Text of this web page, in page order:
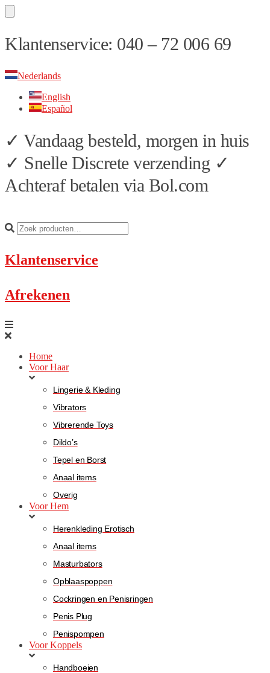
Skip
to
Skip
to
Klantenservice: 040 – 72 006 69
Nederlands
English
Español
✓ Vandaag besteld, morgen in huis
✓ Snelle Discrete verzending ✓
Achteraf betalen via Bol.com
Klantenservice
Afrekenen
Home
Voor Haar
Lingerie & Kleding
Vibrators
Vibrerende Toys
Dildo’s
Tepel en Borst
Anaal items
Overig
Voor Hem
Herenkleding Erotisch
Anaal items
Masturbators
Opblaaspoppen
Cockringen en Penisringen
Penis Plug
Penispompen
Voor Koppels
Handboeien